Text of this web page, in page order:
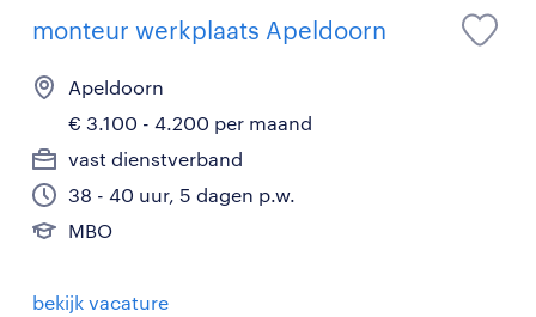
monteur werkplaats Apeldoorn
Apeldoorn
€ 3.100 - 4.200 per maand
vast dienstverband
38 - 40 uur, 5 dagen p.w.
MBO
bekijk vacature